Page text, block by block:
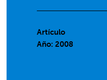
Artículo
Año: 2008